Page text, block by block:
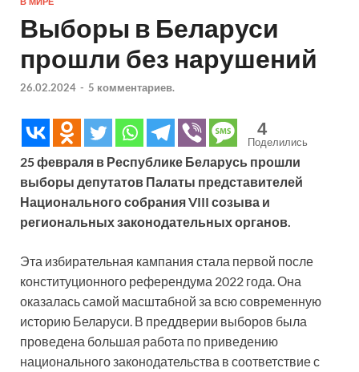
Выборы в Беларуси
прошли без нарушений
26.02.2024 - 5 комментариев.
4
Поделились
25 февраля в Республике Беларусь прошли
выборы депутатов Палаты представителей
Национального собрания VIII созыва и
региональных законодательных органов.
Эта избирательная кампания стала первой после
конституционного референдума 2022 года. Она
оказалась самой масштабной за всю современную
историю Беларуси. В преддверии выборов была
проведена большая работа по приведению
национального законодательства в соответствие с